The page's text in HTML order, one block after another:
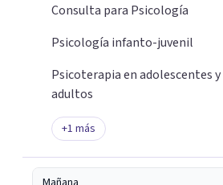
Consulta para Psicología
Psicología infanto-juvenil
Psicoterapia en adolescentes y
adultos
+1 más